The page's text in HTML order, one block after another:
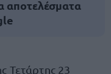
αποτελέσματα
Τετάρτης 23